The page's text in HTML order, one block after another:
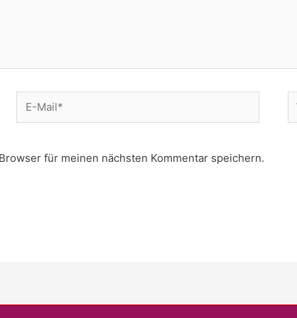
E-
Mail*
für meinen nächsten Kommentar speichern.